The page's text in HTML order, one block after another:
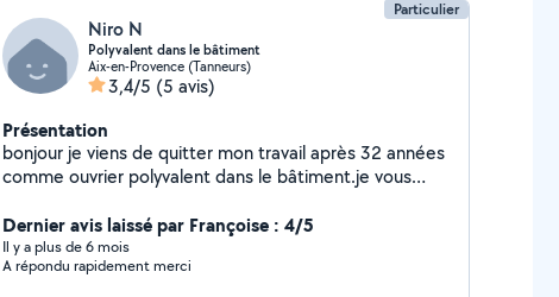
Particulier
Niro N
Polyvalent dans le bâtiment
Aix-en-Provence (Tanneurs)
3,4/5 (5 avis)
Présentation
bonjour je viens de quitter mon travail après 32 années
comme ouvrier polyvalent dans le bâtiment.je vous
Dernier avis laissé par Françoise : 4/5
Il y a plus de 6 mois
A répondu rapidement merci